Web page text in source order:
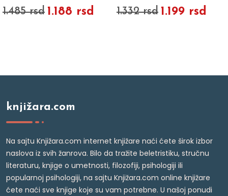
1.485 rsd 1.188 rsd 1.332 rsd 1.199 rsd
knjižara.com
Na sajtu Knjižara.com internet knjižare naći ćete širok izbor
naslova iz svih žanrova. Bilo da tražite beletristiku, stručnu
literaturu, knjige o umetnosti, filozofiji, psihologiji ili
popularnoj psihologiji, na sajtu Knjižara.com online knjižare
ćete naći sve knjige koje su vam potrebne. U našoj ponudi